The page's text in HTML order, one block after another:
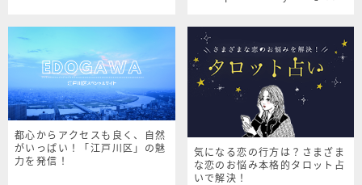
都心からアクセスも良く、自然
がいっぱい！「江戸川区」の魅
力を発信！
気になる恋の行方は？さまざま
な恋のお悩み本格的タロット占
いで解決！